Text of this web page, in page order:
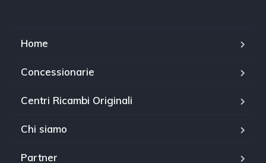
Home
Concessionarie
Centri Ricambi Originali
Chi siamo
Partner